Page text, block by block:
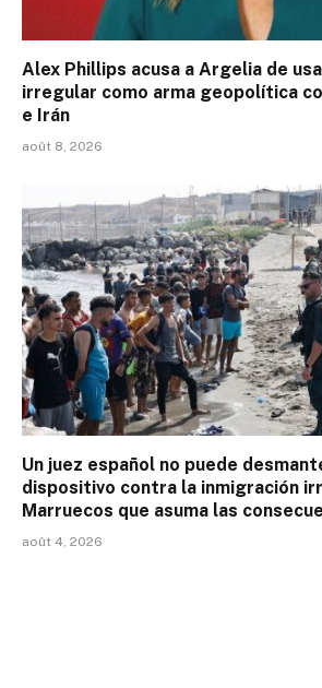
Alex Phillips acusa a Argelia de
irregular como arma geopolítica
e Irán
août 8, 2026
Un juez español no puede
dispositivo contra la inmigración
Marruecos que asuma las
août 4, 2026